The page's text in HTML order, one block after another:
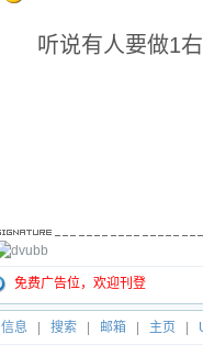
听说有人要做1
免费广告位，欢迎刊登
信息 搜索 邮箱 主页